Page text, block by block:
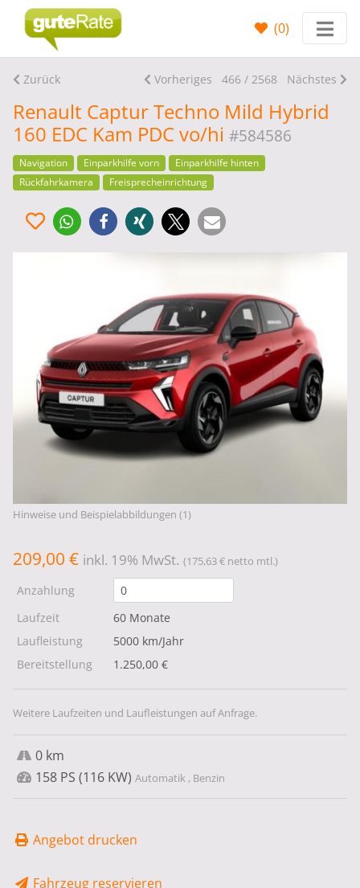
(0)
Zurück Vorheriges 466 / 2568 Nächstes
Renault Captur Techno Mild Hybrid
160 EDC Kam PDC vo/hi #584586
Navigation Einparkhilfe vorn
Einparkhilfe hinten
Rückfahrkamera
Freisprecheinrichtung
Hinweise und Beispielabbildungen (1)
209,00 € inkl. 19% MwSt. (175,63 € netto mtl.)
Anzahlung
Laufzeit
60 Monate
Laufleistung
5000 km/Jahr
Bereitstellung
1.250,00 €
Weitere Laufzeiten und Laufleistungen auf Anfrage.
0 km
158 PS (116 KW) Automatik , Benzin
Angebot drucken
Fahrzeug reservieren